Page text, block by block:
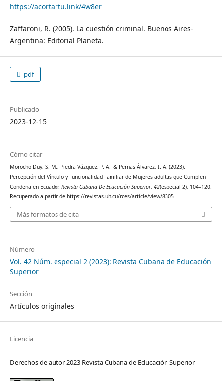
https://acortartu.link/4w8er
Zaffaroni, R. (2005). La cuestión criminal. Buenos Aires-
Argentina: Editorial Planeta.
pdf
Publicado
2023-12-15
Cómo citar
Morocho Duy, S. M., Piedra Vázquez, P. A., & Pernas Álvarez, I. A. (2023).
Percepción del Vínculo y Funcionalidad Familiar de Mujeres adultas que Cumplen
Condena en Ecuador. Revista Cubana De Educación Superior, 42(especial 2), 104–120.
Recuperado a partir de https://revistas.uh.cu/rces/article/view/8305
Más formatos de cita
Número
Vol. 42 Núm. especial 2 (2023): Revista Cubana de Educación
Superior
Sección
Artículos originales
Licencia
Derechos de autor 2023 Revista Cubana de Educación Superior